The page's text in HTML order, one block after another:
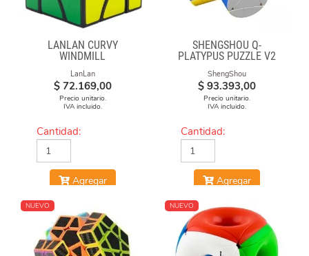
LANLAN CURVY
WINDMILL
LanLan
$ 72.169,00
Precio unitario.
IVA incluido.
Cantidad:
Agregar
SHENGSHOU Q-
PLATYPUS PUZZLE V2
ShengShou
$ 93.393,00
Precio unitario.
IVA incluido.
Cantidad:
Agregar
NUEVO NUEVO